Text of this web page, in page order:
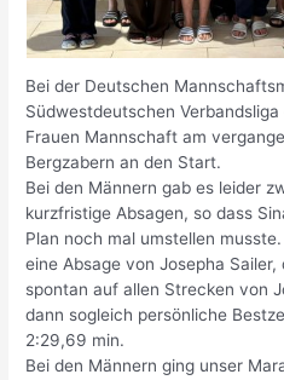
Bei der Deutschen
Südwestdeutschen
Frauen Mannschaft am
Bergzabern an den Start.
Bei den Männern gab es leider
kurzfristige Absagen, so dass
Plan noch mal umstellen
eine Absage von Josepha
spontan auf allen Strecken von
dann sogleich persönliche
2:29,69 min.
Bei den Männern ging unser